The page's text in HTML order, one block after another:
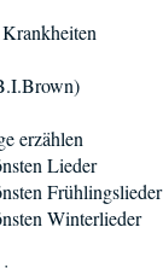
erzählen
Lieder
Frühlingslieder
Winterlieder